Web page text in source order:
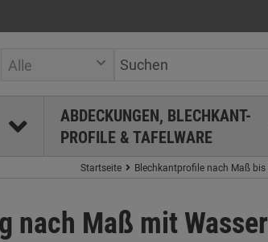
Alle
ABDECKUNGEN, BLECHKANT-
PROFILE & TAFELWARE
Startseite Blechkantprofile nach Maß bis
nach Maß mit